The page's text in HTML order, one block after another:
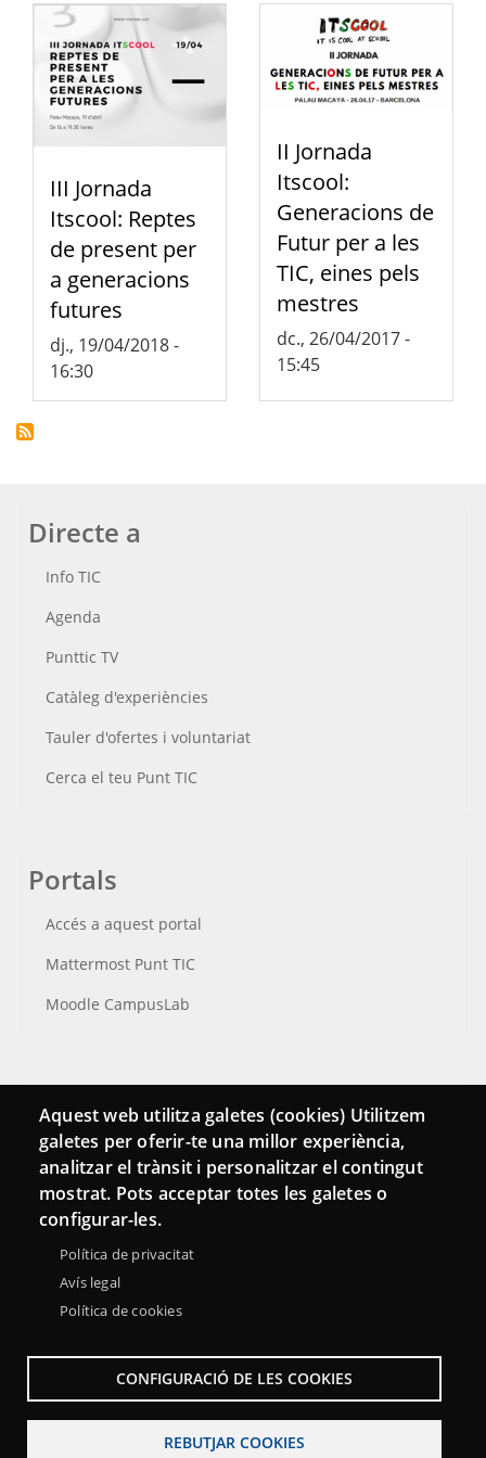
III Jornada
Itscool: Reptes
de present per
a generacions
futures
dj., 19/04/2018 -
16:30
II Jornada
Itscool:
Generacions de
Futur per a les
TIC, eines pels
mestres
dc., 26/04/2017 -
15:45
Directe a
Info TIC
Agenda
Punttic TV
Catàleg d'experiències
Tauler d'ofertes i voluntariat
Cerca el teu Punt TIC
Portals
Accés a aquest portal
Mattermost Punt TIC
Moodle CampusLab
Connecta
Bustia de contacte
Butlletins
Aquest web utilitza galetes (cookies) Utilitzem
galetes per oferir-te una millor experiència,
analitzar el trànsit i personalitzar el contingut
mostrat. Pots acceptar totes les galetes o
configurar-les.
Política de privacitat
Avís legal
Política de cookies
CONFIGURACIÓ DE LES COOKIES
REBUTJAR COOKIES